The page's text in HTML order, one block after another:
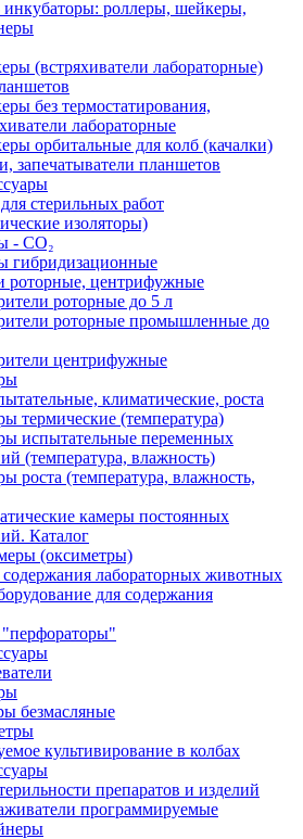
роллеры, шейкеры,
(встряхиватели лабораторные)
без термостатирования,
лабораторные
орбитальные для колб (качалки)
запечатыватели планшетов
стерильных работ
изоляторы)
- CO₂
гибридизационные
роторные, центрифужные
роторные до 5 л
роторные промышленные до
центрифужные
климатические, роста
термические (температура)
испытательные переменных
(температура, влажность)
роста (температура, влажность,
камеры постоянных
Каталог
(оксиметры)
лабораторных животных
для содержания
безмасляные
культивирование в колбах
препаратов и изделий
программируемые